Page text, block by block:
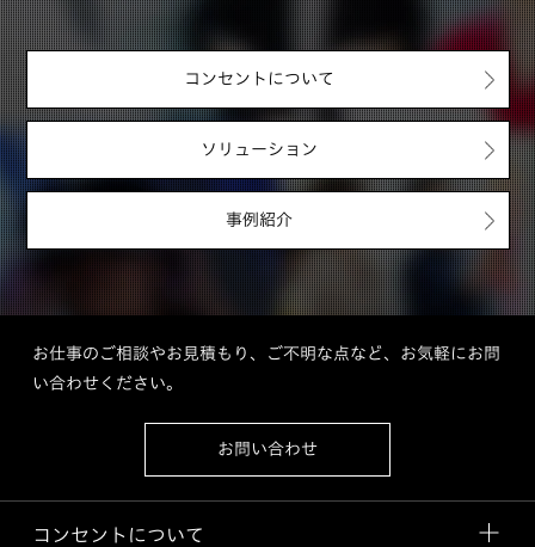
コンセントについて
ソリューション
事例紹介
お仕事のご相談やお見積もり、ご不明な点など、お気軽にお問
い合わせください。
お問い合わせ
コンセントについて